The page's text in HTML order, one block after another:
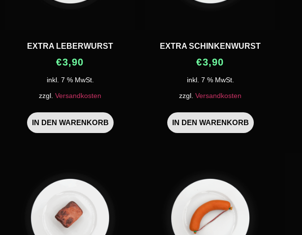
EXTRA LEBERWURST
€3,90
inkl. 7 % MwSt.
zzgl. Versandkosten
IN DEN WARENKORB
EXTRA SCHINKENWURST
€3,90
inkl. 7 % MwSt.
zzgl. Versandkosten
IN DEN WARENKORB